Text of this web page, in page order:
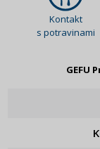
Kontakt
s potravinami
GEFU